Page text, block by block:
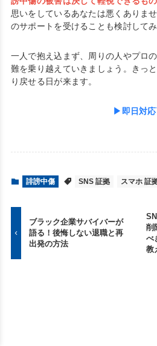
思いをしているあなたは悪くありま
のサポートを受けることも検討してみ
一人で抱え込まず、周りの人やプロ
難を乗り越えていきましょう。きっ
り戻せる日が来ます。
▶即日対応
誹謗中傷 SNS 証拠 スマホ 証
ブラック企業サバイバーが
語る！後悔しない退職と再
出発の方法
削
べ
教